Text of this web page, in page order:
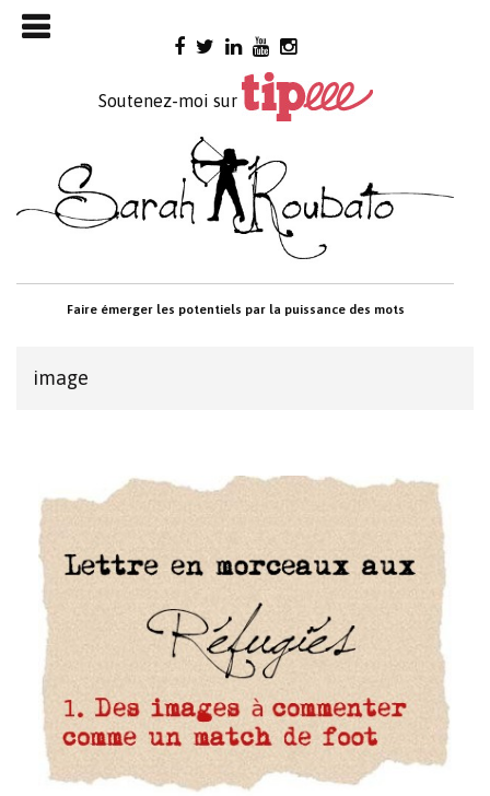
Skip
to
Soutenez-moi sur
Faire émerger les potentiels par la puissance des mots

image